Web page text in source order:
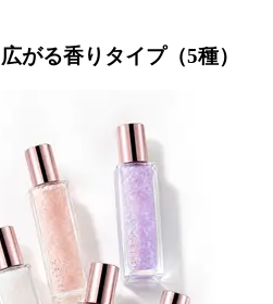
がる香りタイプ（5種）